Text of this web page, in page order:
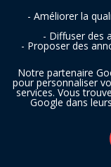
De Witte
Restaurant à
- Améliorer la
- Diffuser des
- Proposer des
Notre partenaire
pour personnaliser
services. Vous
Google dans leurs